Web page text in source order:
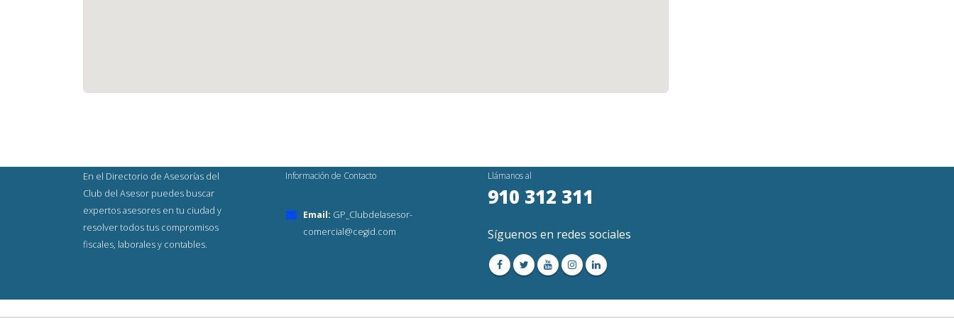
En el Directorio de Asesorías del
Club del Asesor puedes buscar
expertos asesores en tu ciudad y
resolver todos tus compromisos
fiscales, laborales y contables.
Información de Contacto
Email: GP_Clubdelasesor-
comercial@cegid.com
Llámanos al
910 312 311
Síguenos en redes sociales